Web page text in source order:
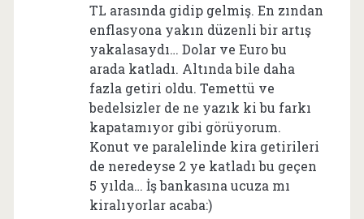
TL arasında gidip gelmiş. En zından
enflasyona yakın düzenli bir artış
yakalasaydı… Dolar ve Euro bu
arada katladı. Altında bile daha
fazla getiri oldu. Temettü ve
bedelsizler de ne yazık ki bu farkı
kapatamıyor gibi görüyorum.
Konut ve paralelinde kira getirileri
de neredeyse 2 ye katladı bu geçen
5 yılda… İş bankasına ucuza mı
kiralıyorlar acaba:)